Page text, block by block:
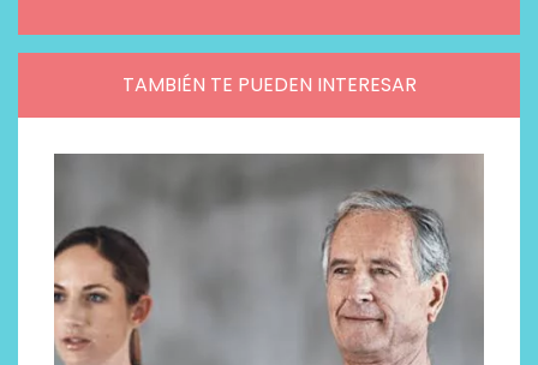
TAMBIÉN TE PUEDEN INTERESAR